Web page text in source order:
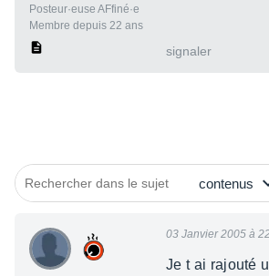
Posteur·euse AFfiné·e
Membre depuis 22 ans
signaler
03 Janvier 2005 à
Je t ai rajouté